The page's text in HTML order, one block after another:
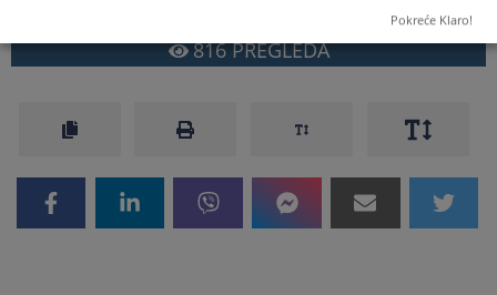
816PREGLEDA
Pokreće Klaro!